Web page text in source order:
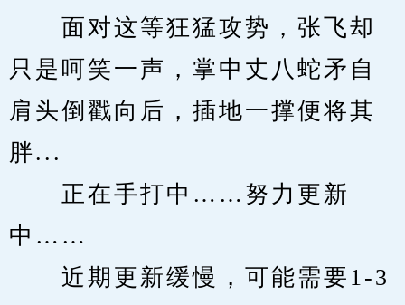
面对这等狂猛攻势，张飞却
只是呵笑一声，掌中丈八蛇矛自
肩头倒戳向后，插地一撑便将其
胖...
正在手打中……努力更新
中……
近期更新缓慢，可能需要1-3